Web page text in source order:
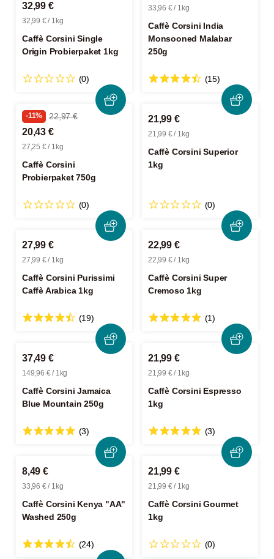
32,99 €
32,99 € / 1kg
Caffè Corsini Single
Origin Probierpaket 1kg
(0)
33,96 € / 1kg
Caffè Corsini India
Monsooned Malabar
250g
(15)
-11% 22,97 €
20,43 €
27,25 € / 1kg
Caffè Corsini
Probierpaket 750g
(0)
21,99 €
21,99 € / 1kg
Caffè Corsini Superior
1kg
(0)
27,99 €
27,99 € / 1kg
Caffè Corsini Purissimi
Caffè Arabica 1kg
(19)
22,99 €
22,99 € / 1kg
Caffè Corsini Super
Cremoso 1kg
(1)
37,49 €
149,96 € / 1kg
Caffè Corsini Jamaica
Blue Mountain 250g
(3)
21,99 €
21,99 € / 1kg
Caffè Corsini Espresso
1kg
(3)
8,49 €
33,96 € / 1kg
Caffè Corsini Kenya "AA"
Washed 250g
(24)
21,99 €
21,99 € / 1kg
Caffè Corsini Gourmet
1kg
(0)